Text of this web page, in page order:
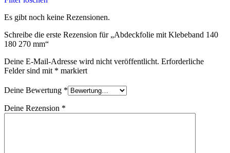
Es gibt noch keine Rezensionen.
Schreibe die erste Rezension für „Abdeckfolie mit Klebeband 140
180 270 mm“
Deine E-Mail-Adresse wird nicht veröffentlicht. Erforderliche
Felder sind mit * markiert
Deine Bewertung *
Deine Rezension *